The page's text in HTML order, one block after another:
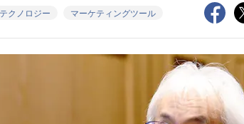
クノロジー マーケティングツール